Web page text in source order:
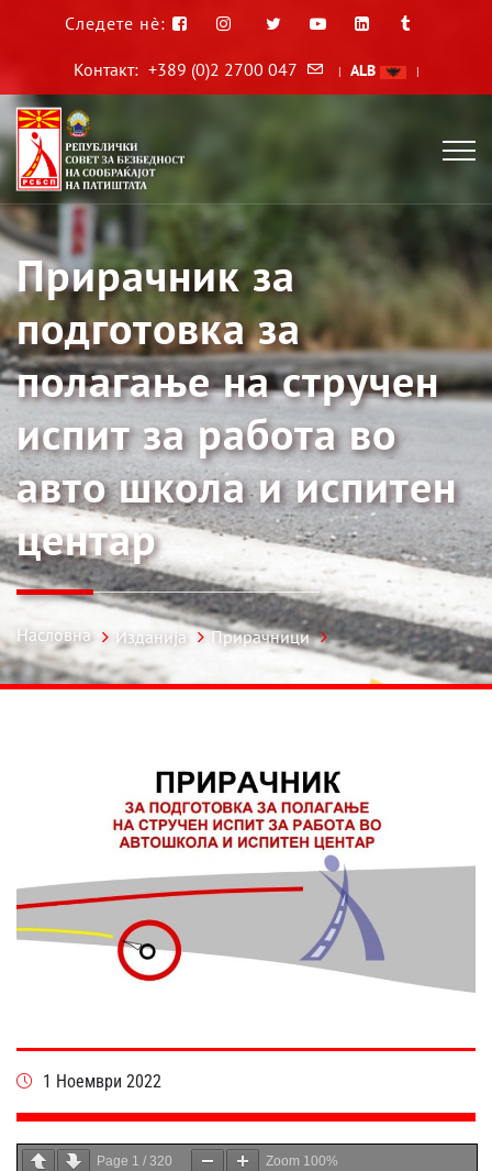
Следете нè:
Контакт: +389 (0)2 2700 047 | ALB |
Прирачник за
подготовка за
полагање на стручен
испит за работа во
авто школа и испитен
центар
Насловна Изданија Прирачници
1 Ноември 2022
Page 1 / 320 Zoom 100%